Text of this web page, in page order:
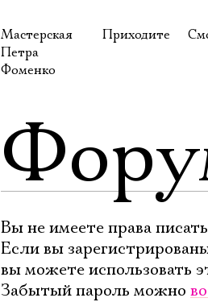
Мастерская
Петра
Фоменко
Приходите
Доступ для
Правила
Вы не имеете права
Если вы
вы можете использовать
Забытый пароль можно